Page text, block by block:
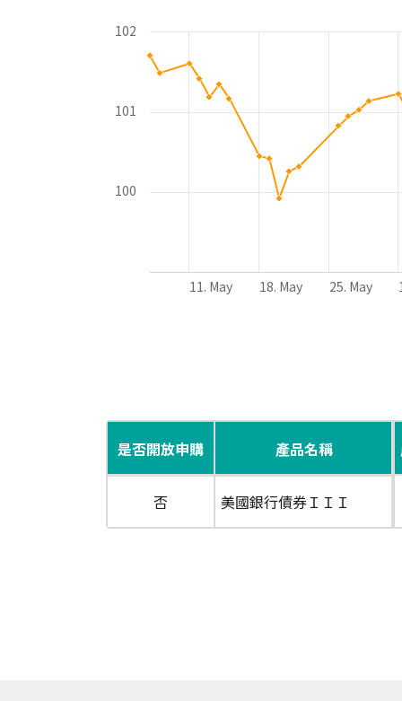
The chart has 2 Y axes displaying values and
11. May 18. May 25. May
100
101
102
是否開放申購 產品名稱
否 美國銀行債券ＩＩＩ